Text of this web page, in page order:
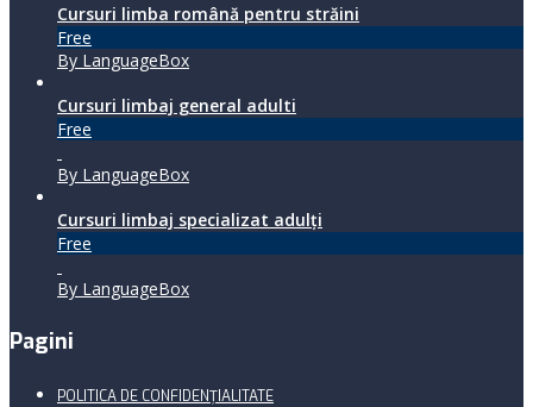
Cursuri limba română pentru străini
Free
By LanguageBox
Cursuri limbaj general adulti
Free
By LanguageBox
Cursuri limbaj specializat adulţi
Free
By LanguageBox
Pagini
POLITICA DE CONFIDENȚIALITATE